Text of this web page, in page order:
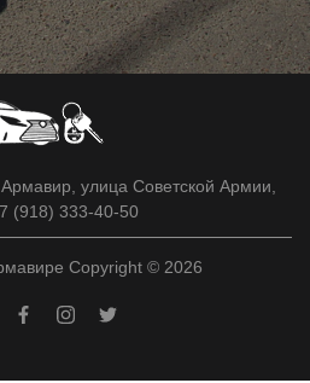
улица Советской Армии,
(918) 333-40-50
Copyright © 2026